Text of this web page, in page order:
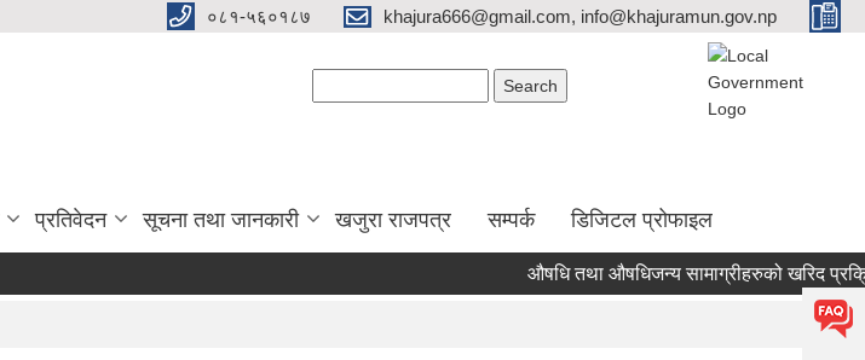
०८१-५६०१८७ khajura666@gmail.com, info@khajuramun.gov.np
प्रतिवेदन सूचना तथा जानकारी खजुरा राजपत्र सम्पर्क डिजिटल प्रोफाइल
औषधि तथा औषधिजन्य सामाग्रीहरुको खरिद